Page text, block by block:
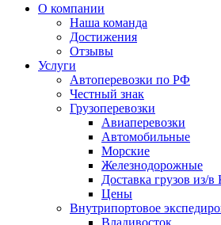
О компании
Наша команда
Достижения
Отзывы
Услуги
Автоперевозки по РФ
Честный знак
Грузоперевозки
Авиаперевозки
Автомобильные
Морские
Железнодорожные
Доставка грузов из/в
Цены
Внутрипортовое
Владивосток